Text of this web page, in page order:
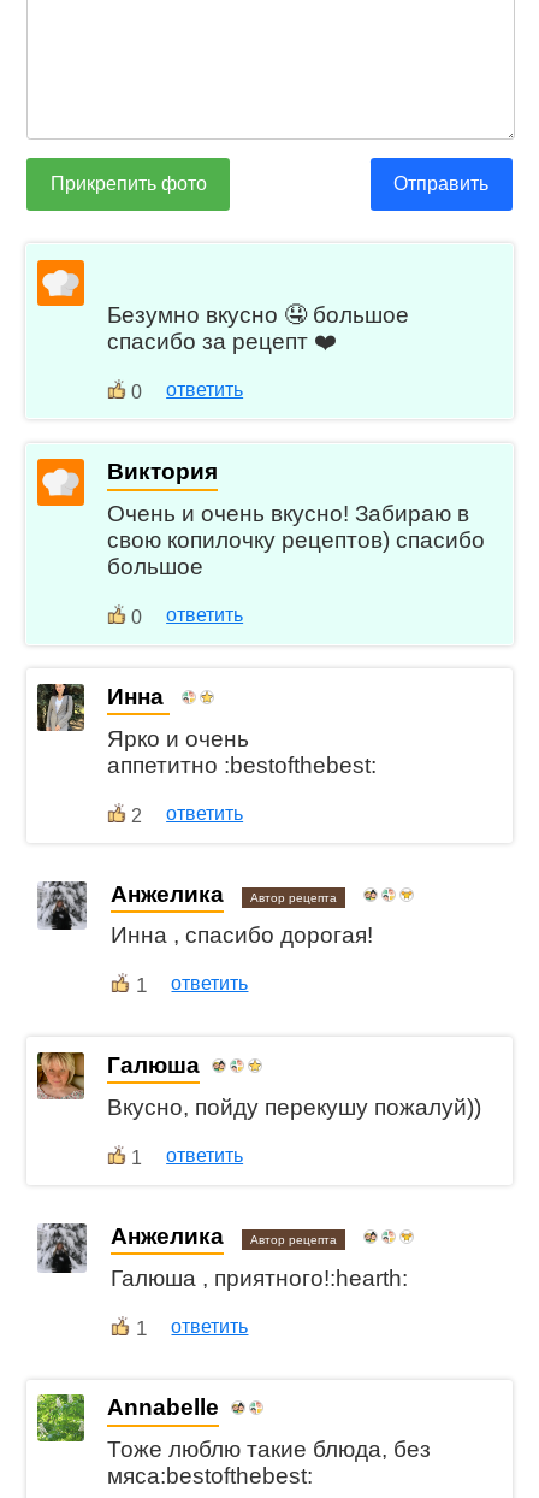
Прикрепить фото Отправить
Безумно вкусно 🤤 большое
спасибо за рецепт ❤️
0 ответить
Виктория
Очень и очень вкусно! Забираю в
свою копилочку рецептов) спасибо
большое
0 ответить
Инна
Ярко и очень
аппетитно :bestofthebest:
2 ответить
Анжелика Автор рецепта
Инна , спасибо дорогая!
1 ответить
Галюша
Вкусно, пойду перекушу пожалуй))
1 ответить
Анжелика Автор рецепта
Галюша , приятного!:hearth:
1 ответить
Annabelle
Тоже люблю такие блюда, без
мяса:bestofthebest: